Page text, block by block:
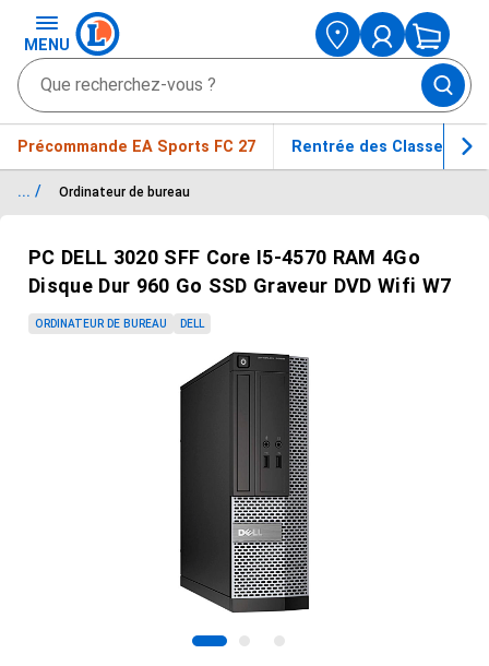
MENU
Précommande EA Sports FC 27 Rentrée des Classes
... / Ordinateur de bureau
PC DELL 3020 SFF Core I5-4570 RAM 4Go
Disque Dur 960 Go SSD Graveur DVD Wifi W7
ORDINATEUR DE BUREAU DELL
Passer le carrousel d'images
1